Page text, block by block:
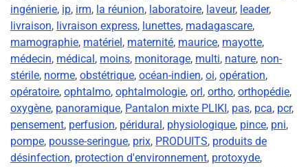
ingénierie, ip, irm, la réunion, laboratoire, laveur, leader,
livraison, livraison express, lunettes, madagascare,
mamographie, matériel, maternité, maurice, mayotte,
médecin, médical, moins, monitorage, multi, nature, non-
stérile, norme, obstétrique, océan-indien, oi, opération,
opératoire, ophtalmo, ophtalmologie, orl, ortho, orthopédie,
oxygène, panoramique, Pantalon mixte PLIKI, pas, pca, pcr,
pensement, perfusion, péridural, physiologique, pince, pni,
pompe, pousse-seringue, prix, PRODUITS, produits de
désinfection, protection d'environnement, protoxyde,